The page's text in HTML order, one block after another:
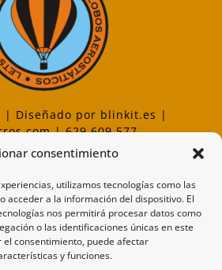
consentimiento
utilizamos tecnologías como las
acceder a la información del dispositivo. El
nos permitirá procesar datos como
o las identificaciones únicas en este
consentimiento, puede afectar
y funciones.
| Diseñado por blinkit.es |
| 629 609 577
RGPD
Aviso legal
de privacidad